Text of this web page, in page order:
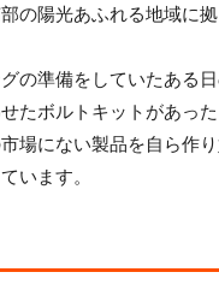
の陽光あふれる地域に
の準備をしていたある
せたボルトキットがあっ
場にない製品を自ら作
います。